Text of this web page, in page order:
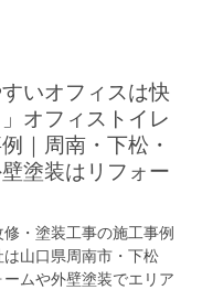
オフィストイレ
｜周南・下松・
塗装はリフォー
・塗装工事の施工事例
山口県周南市・下松
ムや外壁塗装でエリア